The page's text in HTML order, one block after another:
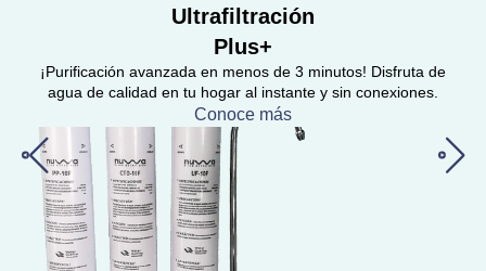
Purificador de Ultrafiltración
+ KDF Directo
Diseño innovador que no requiere instalación. Tan solo
conéctalo a tu grifo de cocina y ¡listo! Tiene 2 modos: agua
purificada y agua directa de grifo.
Conoce más